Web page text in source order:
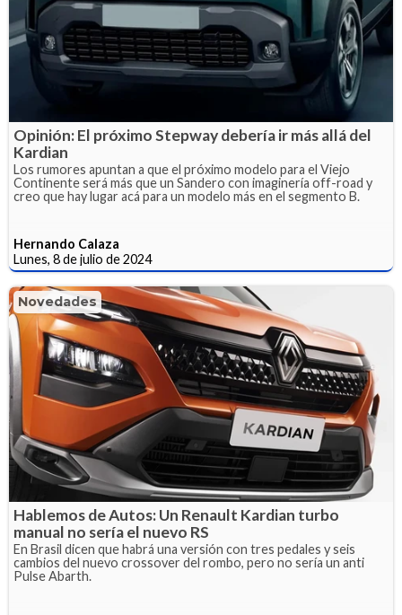
Opinión: El próximo Stepway debería ir más allá del
Kardian
Los rumores apuntan a que el próximo modelo para el Viejo
Continente será más que un Sandero con imaginería off-road y
creo que hay lugar acá para un modelo más en el segmento B.
Hernando Calaza
Lunes, 8 de julio de 2024
Novedades
Hablemos de Autos: Un Renault Kardian turbo
manual no sería el nuevo RS
En Brasil dicen que habrá una versión con tres pedales y seis
cambios del nuevo crossover del rombo, pero no sería un anti
Pulse Abarth.